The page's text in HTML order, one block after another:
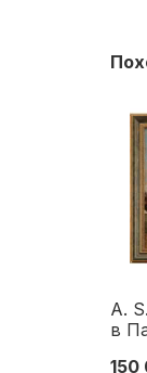
A.
в
150